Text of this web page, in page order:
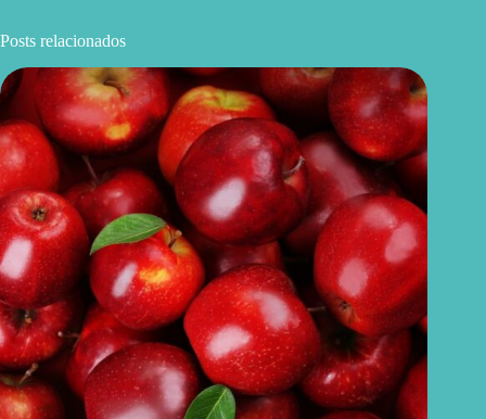
Posts relacionados